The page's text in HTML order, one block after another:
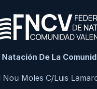
De La
Moles C/Luis